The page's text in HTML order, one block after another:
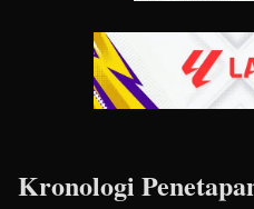
Kronologi